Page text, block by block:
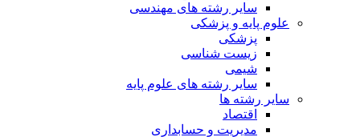
سایر رشته های مهندسی
علوم پایه و پزشکی
پزشکی
زیست شناسی
شیمی
سایر رشته های علوم پایه
سایر رشته ها
اقتصاد
مدیریت و حسابداری